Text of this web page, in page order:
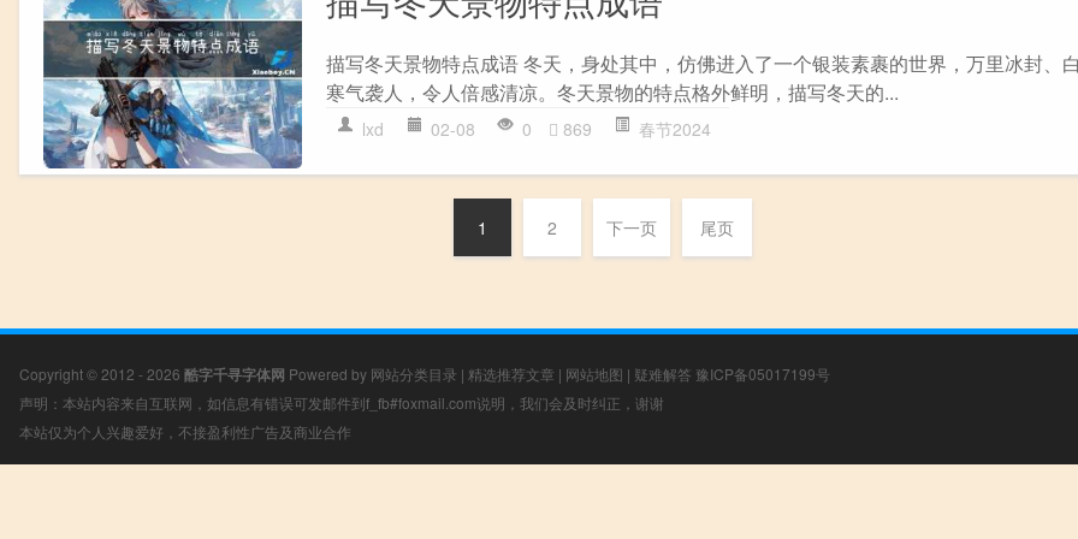
描写冬天景物特点成语 冬天，身处其中，仿佛进入了一个银装素裹的世界，万里冰封、
寒气袭人，令人倍感清凉。冬天景物的特点格外鲜明，描写冬天的...
lxd 02-08 0 869 春节2024
1 2 下一页 尾页
Copyright © 2012 - 2026 酷字千寻字体网 Powered by 网站分类目录 | 精选推荐文章 | 网站地图 | 疑难解答 豫ICP备05017199号
声明：本站内容来自互联网，如信息有错误可发邮件到f_fb#foxmail.com说明，我们会及时纠正，谢谢
本站仅为个人兴趣爱好，不接盈利性广告及商业合作